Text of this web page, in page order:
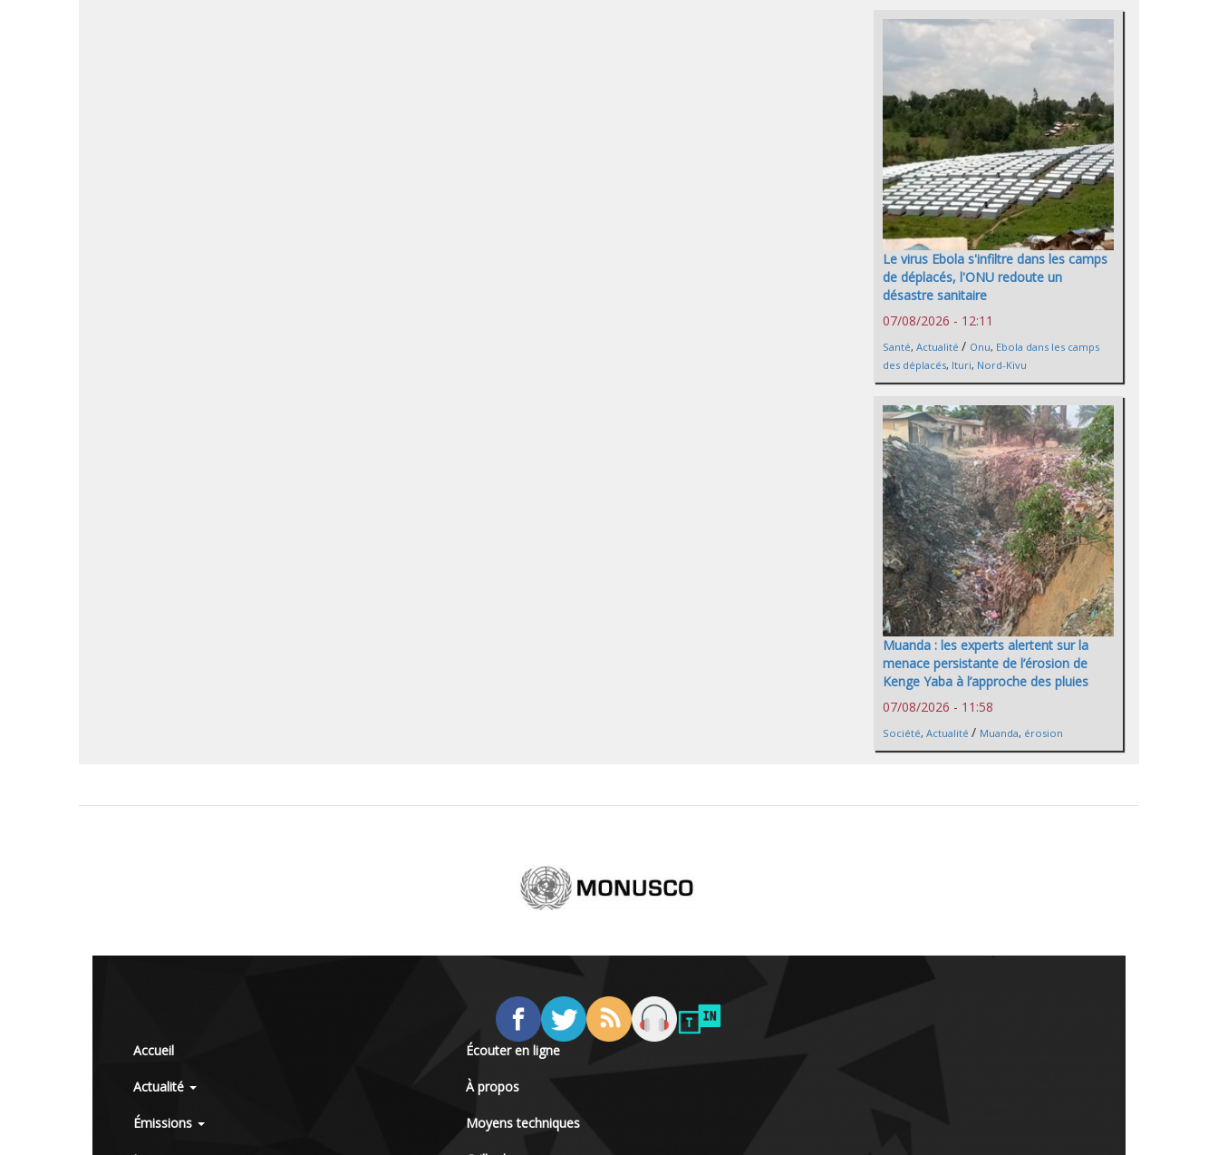
Le virus Ebola s'infiltre dans les camps
de déplacés, l'ONU redoute un
désastre sanitaire
07/08/2026 - 12:11
Santé, Actualité / Onu, Ebola dans les camps
des déplacés, Ituri, Nord-Kivu
Muanda : les experts alertent sur la
menace persistante de l’érosion de
Kenge Yaba à l’approche des pluies
07/08/2026 - 11:58
Société, Actualité / Muanda, érosion
Accueil
Actualité
Émissions
Écouter en ligne
À propos
Moyens techniques